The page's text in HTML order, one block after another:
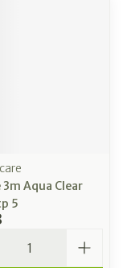
3m Aqua Clear
5